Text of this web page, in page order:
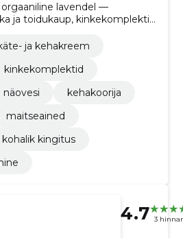
lavendel —
ja toidukaup, kinkekomplektid
Veebipood ja
ja kehakreem
kinkekomplektid
näovesi
kehakoorija
maitseained
kohalik kingitus
4.7 3